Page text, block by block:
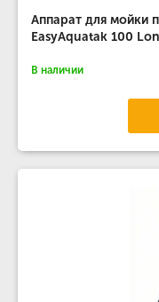
Аппарат для мойки
EasyAquatak 100
В наличии